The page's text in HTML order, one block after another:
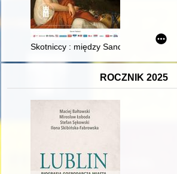
Skotniccy : między Sandomierzem,
ROCZNIK 2025